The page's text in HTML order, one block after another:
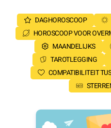
DAGHOROSCOOP
HOROSCOOP VOOR
MAANDELIJKS
TAROTLEGGING
COMPATIBILITEIT